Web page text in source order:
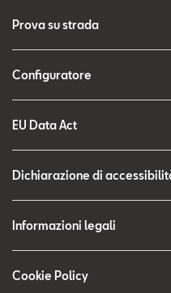
Prova su strada
Configuratore
EU Data Act
Dichiarazione di
Informazioni legali
Cookie Policy